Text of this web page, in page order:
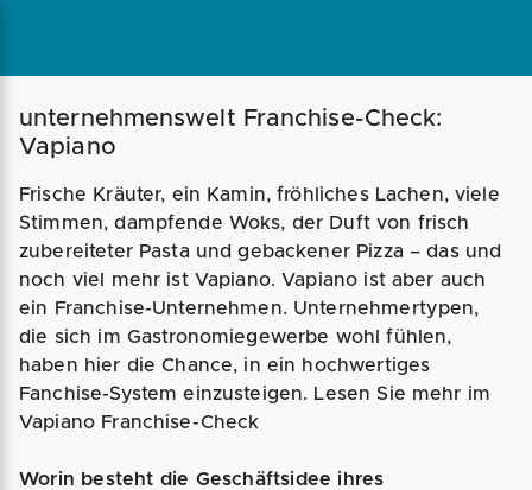
Magazin Businessplan Fördermittel
unternehmenswelt Franchise-Check:
Vapiano
Frische Kräuter, ein Kamin, fröhliches Lachen, viele
Stimmen, dampfende Woks, der Duft von frisch
zubereiteter Pasta und gebackener Pizza – das und
noch viel mehr ist Vapiano. Vapiano ist aber auch
ein Franchise-Unternehmen. Unternehmertypen,
die sich im Gastronomiegewerbe wohl fühlen,
haben hier die Chance, in ein hochwertiges
Fanchise-System einzusteigen. Lesen Sie mehr im
Vapiano Franchise-Check
Worin besteht die Geschäftsidee ihres